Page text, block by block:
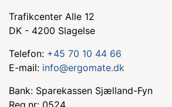
Trafikcenter Alle 12
DK - 4200 Slagelse
Telefon: +45 70 10 44 66
E-mail: info@ergomate.dk
Bank: Sparekassen Sjælland-Fyn
Reg.nr: 0524